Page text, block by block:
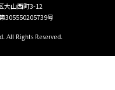
大山西町3-12
305550205739号
All Rights Reserved.